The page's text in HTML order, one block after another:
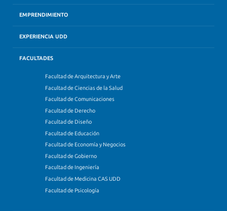
EMPRENDIMIENTO
EXPERIENCIA UDD
FACULTADES
Facultad de Arquitectura y Arte
Facultad de Ciencias de la Salud
Facultad de Comunicaciones
Facultad de Derecho
Facultad de Diseño
Facultad de Educación
Facultad de Economía y Negocios
Facultad de Gobierno
Facultad de Ingeniería
Facultad de Medicina CAS UDD
Facultad de Psicología